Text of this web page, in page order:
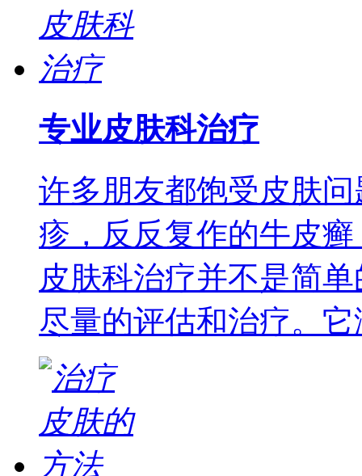
专业皮肤科治疗
许多朋友都饱受皮肤
疹，反反复作的牛皮
皮肤科治疗并不是简
尽量的评估和治疗。